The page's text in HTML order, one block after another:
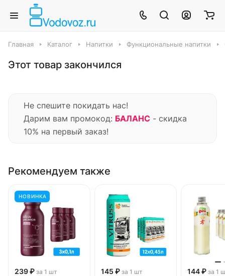
Главная Каталог Напитки Функциональные напитки
Этот товар закончился
Не спешите покидать нас!
Дарим вам промокод: БАЛАНС - скидка
10% на первый заказ!
Рекомендуем также
НОВИНКА
239 ₽ за 1 шт
145 ₽ за 1 шт
144 ₽ за 1